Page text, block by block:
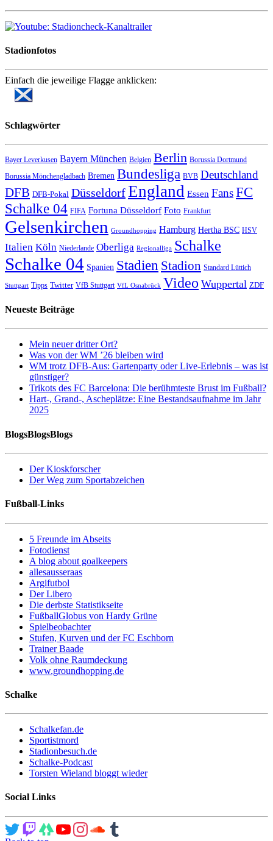
Stadionfotos
Einfach die jeweilige Flagge anklicken:
Schlagwörter
Bayer Leverkusen Bayern München Belgien Berlin Borussia Dortmund
Borussia Mönchengladbach Bremen Bundesliga BVB Deutschland
DFB DFB-Pokal DüsseldorfEngland Essen FansFC
Schalke 04 FIFA Fortuna Düsseldorf Foto Frankfurt
Gelsenkirchen Groundhopping Hamburg Hertha BSC HSV
Italien Köln Niederlande Oberliga Regionalliga Schalke
Schalke 04 Spanien Stadien Stadion Standard Lüttich
Stuttgart Tipps Twitter VfB Stuttgart VfL Osnabrück Video Wuppertal ZDF
Neueste Beiträge
Mein neuer dritter Ort?
Was von der WM ’26 bleiben wird
WM trotz DFB-Aus: Gartenparty oder Live-Erlebnis – was ist
günstiger?
Trikots des FC Barcelona: Die berühmteste Brust im Fußball?
Hart-, Grand-, Ascheplätze: Eine Bestandsaufnahme im Jahr
2025
BlogsBlogsBlogs
Der Kioskforscher
Der Weg zum Sportabzeichen
Fußball-Links
5 Freunde im Abseits
Fotodienst
A blog about goalkeepers
allesausseraas
Argifutbol
Der Libero
Die derbste Statistikseite
FußballGlobus von Hardy Grüne
Spielbeobachter
Stufen, Kurven und der FC Eschborn
Trainer Baade
Volk ohne Raumdeckung
www.groundhopping.de
Schalke
Schalkefan.de
Sportistmord
Stadionbesuch.de
Schalke-Podcast
Torsten Wieland bloggt wieder
Social Links